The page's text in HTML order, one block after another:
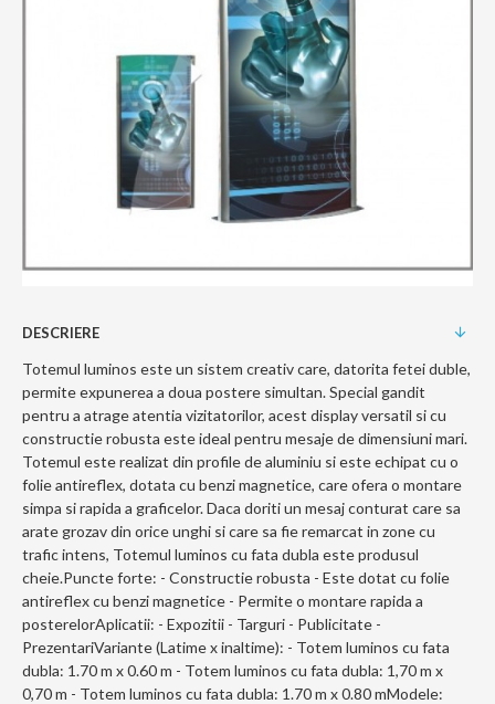
DESCRIERE
Totemul luminos este un sistem creativ care, datorita fetei duble,
permite expunerea a doua postere simultan. Special gandit
pentru a atrage atentia vizitatorilor, acest display versatil si cu
constructie robusta este ideal pentru mesaje de dimensiuni mari.
Totemul este realizat din profile de aluminiu si este echipat cu o
folie antireflex, dotata cu benzi magnetice, care ofera o montare
simpa si rapida a graficelor. Daca doriti un mesaj conturat care sa
arate grozav din orice unghi si care sa fie remarcat in zone cu
trafic intens, Totemul luminos cu fata dubla este produsul
cheie.Puncte forte: - Constructie robusta - Este dotat cu folie
antireflex cu benzi magnetice - Permite o montare rapida a
posterelorAplicatii: - Expozitii - Targuri - Publicitate -
PrezentariVariante (Latime x inaltime): - Totem luminos cu fata
dubla: 1.70 m x 0.60 m - Totem luminos cu fata dubla: 1,70 m x
0,70 m - Totem luminos cu fata dubla: 1.70 m x 0.80 mModele: